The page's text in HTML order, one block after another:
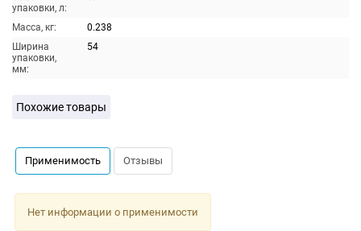
упаковки, л:
Масса, кг:
0.238
Ширина
упаковки,
мм:
54
Похожие товары
Применимость Отзывы
Нет информации о применимости